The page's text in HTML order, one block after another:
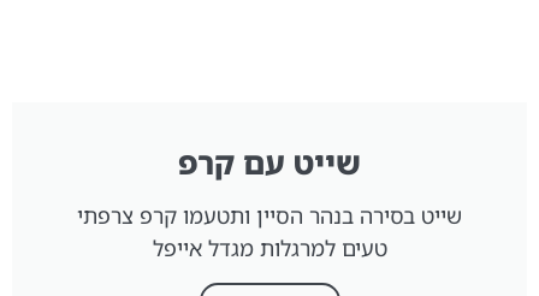
שייט עם קרפ
שייט בסירה בנהר הסיין ותטעמו קרפ צרפתי
טעים למרגלות מגדל אייפל